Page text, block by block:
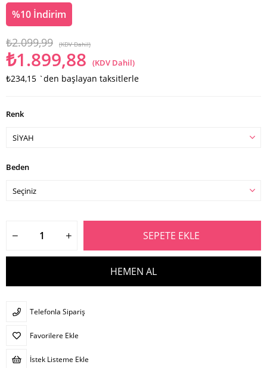
%10 İndirim
₺2.099,99 (KDV Dahil)
₺1.899,88 (KDV Dahil)
₺234,15 `den başlayan taksitlerle
Renk
Beden
Telefonla Sipariş
Favorilere Ekle
İstek Listeme Ekle